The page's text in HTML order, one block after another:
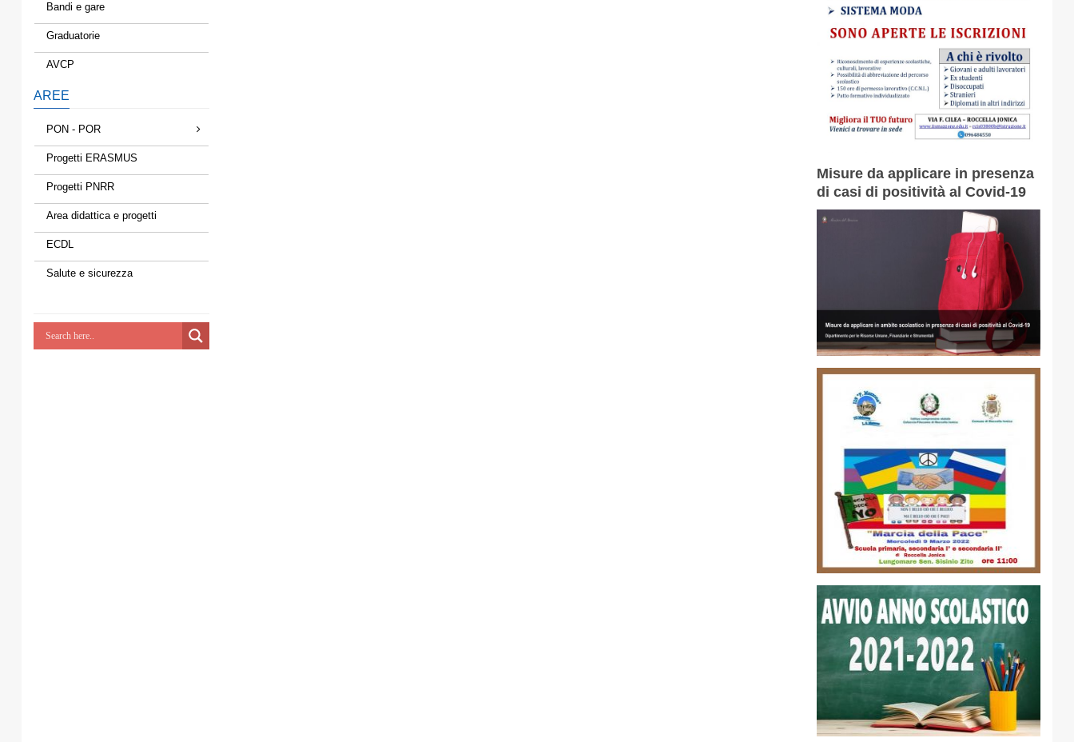
Bandi e gare
Graduatorie
AVCP
AREE
PON - POR
Progetti ERASMUS
Progetti PNRR
Area didattica e progetti
ECDL
Salute e sicurezza
Misure da applicare in presenza
di casi di positività al Covid-19